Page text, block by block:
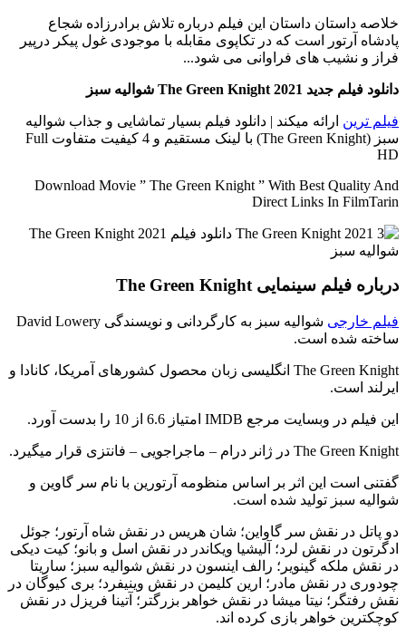
خلاصه داستان داستان این فیلم درباره تلاش برادرزاده شجاع
پادشاه آرتور است که در تکاپوی مقابله با موجودی غول پیکر درپیر
فراز و نشیب های فراوانی می شود...
دانلود فیلم جدید The Green Knight 2021 شوالیه سبز
فیلم ترین ارائه میکند | دانلود فیلم بسیار تماشایی و جذاب شوالیه
سبز (The Green Knight) با لینک مستقیم و 4 کیفیت متفاوت Full
HD
Download Movie ” The Green Knight ” With Best Quality And
Direct Links In FilmTarin
درباره فیلم سینمایی The Green Knight
فیلم خارجی
شوالیه سبز به کارگردانی و نویسندگی David Lowery
ساخته شده است.
The Green Knight انگلیسی زبان محصول کشورهای آمریکا، کانادا و
ایرلند است.
این فیلم در وبسایت مرجع IMDB امتیاز 6.6 از 10 را بدست آورد.
The Green Knight در ژانر درام – ماجراجویی – فانتزی قرار میگیرد.
گفتنی است این اثر بر اساس منظومه آرتورین با نام سر گاوین و
شوالیه سبز تولید شده است.
دو پاتل در نقش سر گاواین؛ شان هریس در نقش شاه آرتور؛ جوئل
ادگرتون در نقش لرد؛ آلیشیا ویکاندر در نقش اسل و بانو؛ کیت دیکی
در نقش ملکه گینویر؛ رالف اینسون در نقش شوالیه سبز؛ ساریتا
چودوری در نقش مادر؛ ارین کلیمن در نقش وینیفرد؛ بری کیوگان در
نقش رفتگر؛ نیتا میشا در نقش خواهر بزرگتر؛ آتینا فریزل در نقش
کوچکترین خواهر بازی کرده اند.